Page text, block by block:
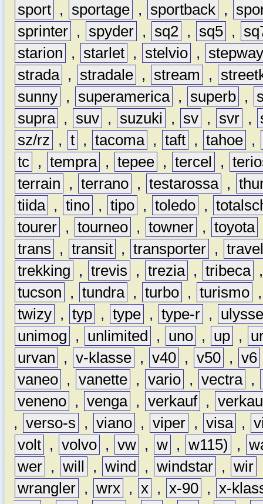
sport , sportage , sportback ,
sprinter , spyder , sq2 , sq5 ,
starion
, starlet , stelvio ,
strada , stradale , stream ,
sunny , superamerica , superb ,
supra , suv , suzuki , sv , svr ,
sz/rz
, t , tacoma , taft , tahoe ,
tc , tempra , tepee , tercel ,
terrain
, terrano , testarossa ,
tiida , tino , tipo , toledo ,
tourer , tourneo , towner , toyota
trans
, transit , transporter ,
trekking
, trevis , trezia , tribeca
tucson
, tundra , turbo , turismo
twizy , typ , type , type-r ,
unimog
, unlimited , uno , up ,
urvan
, v-klasse , v40 , v50 , v6
vaneo , vanette , vario , vectra ,
veneno , venga , verkauf ,
, verso-s , viano , viper , visa ,
volt , volvo , vw , w , w115) ,
wer , will , wind , windstar , wir
wrangler , wrx , x , x-90 , x-